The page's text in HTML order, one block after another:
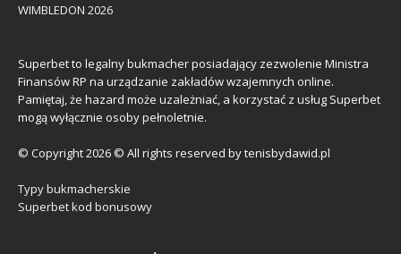
WIMBLEDON 2026
Superbet to legalny bukmacher posiadający zezwolenie Ministra
Finansów RP na urządzanie zakładów wzajemnych online.
Pamiętaj, że hazard może uzależniać, a korzystać z usług Superbet
mogą wyłącznie osoby pełnoletnie.
© Copyright 2026 © All rights reserved by tenisbydawid.pl
Typy bukmacherskie
Superbet kod bonusowy